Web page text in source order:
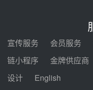
宣传服务 会员服务
链小程序
金牌供应商
设计
English